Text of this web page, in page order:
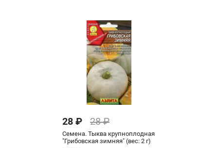
28 ₽ 28 ₽
Семена. Тыква крупноплодная
"Грибовская зимняя" (вес: 2 г)